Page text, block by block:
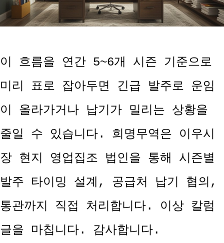
이 흐름을 연간 5~6개 시즌 기준으로
미리 표로 잡아두면 긴급 발주로 운임
이 올라가거나 납기가 밀리는 상황을
줄일 수 있습니다. 희명무역은 이우시
장 현지 영업집조 법인을 통해 시즌별
발주 타이밍 설계, 공급처 납기 협의,
통관까지 직접 처리합니다. 이상 칼럼
글을 마칩니다. 감사합니다.